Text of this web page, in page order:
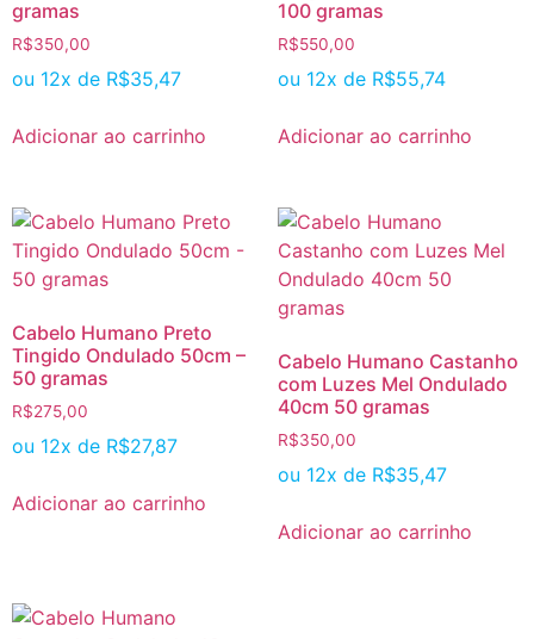
gramas
R$350,00
ou 12x de R$35,47
Adicionar ao carrinho
100 gramas
R$550,00
ou 12x de R$55,74
Adicionar ao carrinho
Cabelo Humano Preto
Tingido Ondulado 50cm –
50 gramas
R$275,00
ou 12x de R$27,87
Adicionar ao carrinho
Cabelo Humano Castanho
com Luzes Mel Ondulado
40cm 50 gramas
R$350,00
ou 12x de R$35,47
Adicionar ao carrinho